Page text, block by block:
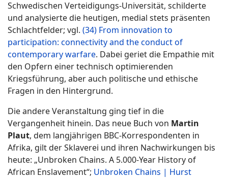
Schwedischen Verteidigungs-Universität, schilderte
und analysierte die heutigen, medial stets präsenten
Schlachtfelder; vgl. (34) From innovation to
participation: connectivity and the conduct of
contemporary warfare. Dabei geriet die Empathie mit
den Opfern einer technisch optimierenden
Kriegsführung, aber auch politische und ethische
Fragen in den Hintergrund.
Die andere Veranstaltung ging tief in die
Vergangenheit hinein. Das neue Buch von Martin
Plaut, dem langjährigen BBC-Korrespondenten in
Afrika, gilt der Sklaverei und ihren Nachwirkungen bis
heute: „Unbroken Chains. A 5.000-Year History of
African Enslavement“; Unbroken Chains | Hurst